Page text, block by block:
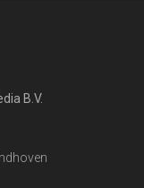
B.V.